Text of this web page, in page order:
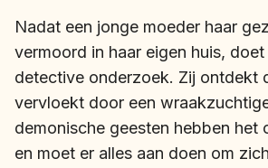
Nadat een jonge moeder haar
vermoord in haar eigen huis,
detective onderzoek. Zij ontdekt
vervloekt door een
demonische geesten hebben het
en moet er alles aan doen om